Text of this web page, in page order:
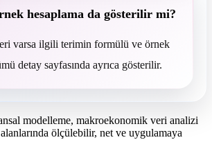
hesaplama da gösterilir mi?
varsa ilgili terimin formülü ve örnek
detay sayfasında ayrıca gösterilir.
modelleme, makroekonomik veri analizi
ölçülebilir, net ve uygulamaya